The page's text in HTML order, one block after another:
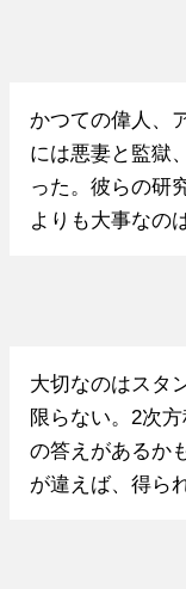
かつての偉人、
には悪妻と監獄
った。彼らの研
よりも大事なの
大切なのはスタ
限らない。2次
の答えがあるか
が違えば、得ら